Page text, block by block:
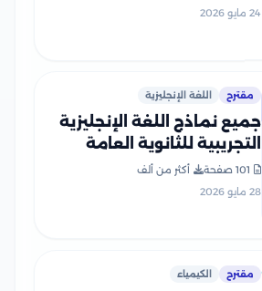
2026
24 مايو 2026
مقترح اللغة الإنجليزية
جميع نماذج اللغة الإنجليزية
التجريبية للثانوية العامة
2026 من وزارة التربية
والتعليم PDF
101 صفحة
أكثر من ألف
28 مايو 2026
مقترح الكيمياء